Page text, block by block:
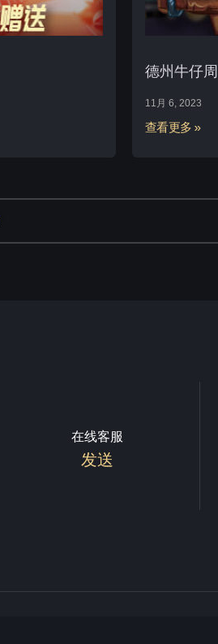
德州牛仔周
11月 6, 2023
查看更多 »
在线客服
发送